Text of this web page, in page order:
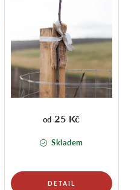
Skladem
od 25 Kč